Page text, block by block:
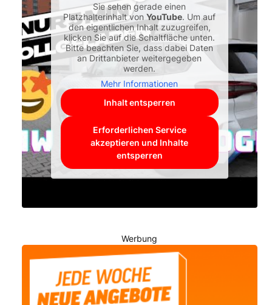
Sie sehen gerade einen
Platzhalterinhalt vonYouTube. Um auf
den eigentlichen Inhalt zuzugreifen,
klicken Sie auf die Schaltfläche unten.
Bitte beachten Sie, dass dabei Daten
an Drittanbieter weitergegeben
werden.
Mehr Informationen
Inhalt entsperren
Erforderlichen Service
akzeptieren und Inhalte
entsperren
Werbung